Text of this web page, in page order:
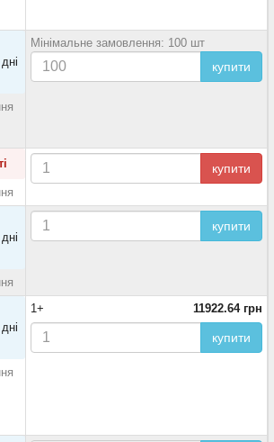
Мінімальне замовлення: 100 шт
купити
купити
купити
1+ 11922.64 грн
купити